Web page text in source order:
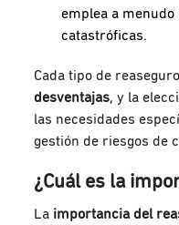
emplea a
catastróficas.
Cada tipo de
desventajas, y la
las necesidades
gestión de riesgos de
¿Cuál es la
La importancia del